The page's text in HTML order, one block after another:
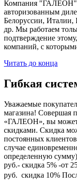
Компания "ГАЛЕОН"
авторизованным
Белоруссии,
др. Мы работаем
подтверждение
компаний, с
Читать до конца
Гибкая
Уважаемые
магазина! Совершая
«ГАЛЕОН», вы
скидками. Скидка
постоянных
случае
определенную
руб.- скидка 5% -от
руб.  скидка 10%